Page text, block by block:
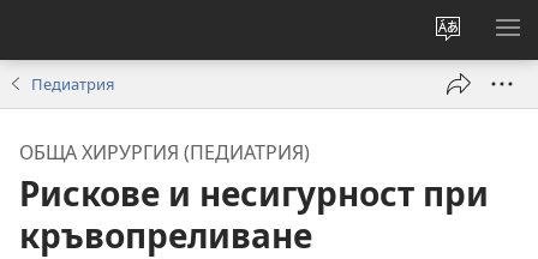
Смени
езика
на
Педиатрия
ОБЩА ХИРУРГИЯ (ПЕДИАТРИЯ)
Рискове и несигурност при
кръвопреливане